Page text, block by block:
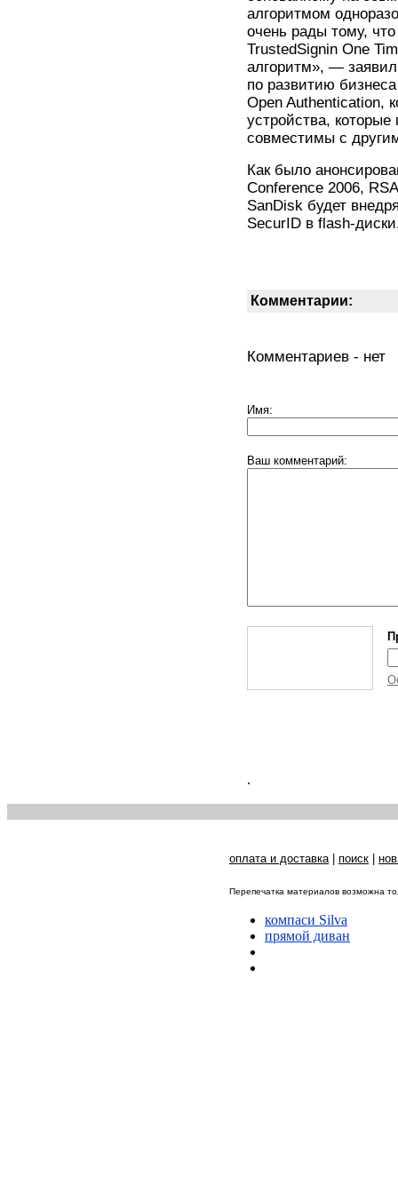
алгоритмом
очень рады тому,
TrustedSignin One
алгоритм», —
по развитию
Open Authentication,
устройства,
совместимы с
Как было
Conference 2006,
SanDisk будет
SecurID в flash-
Комментарии:
Комментариев - нет
Имя:
Ваш комментарий:
.
оплата и доставка| поиск
Перепечатка материалов возможна
компаси Silva
прямой диван